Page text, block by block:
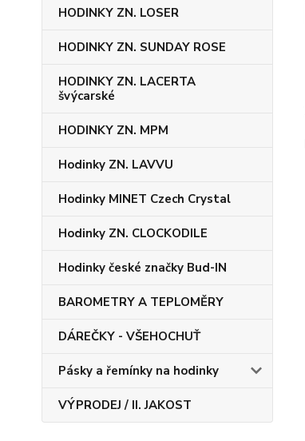
HODINKY ZN. LOSER
HODINKY ZN. SUNDAY ROSE
HODINKY ZN. LACERTA
švýcarské
HODINKY ZN. MPM
Hodinky ZN. LAVVU
Hodinky MINET Czech Crystal
Hodinky ZN. CLOCKODILE
Hodinky české značky Bud-IN
BAROMETRY A TEPLOMĚRY
DÁREČKY - VŠEHOCHUŤ
Pásky a řemínky na hodinky
VÝPRODEJ / II. JAKOST